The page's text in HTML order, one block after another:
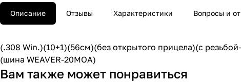
Описание Отзывы Характеристики Вопросы и
(.308 Win.)(10+1)(56cм)(без открытого прицела)(с
(шина WEAVER-20MOA)
Вам также может понравиться